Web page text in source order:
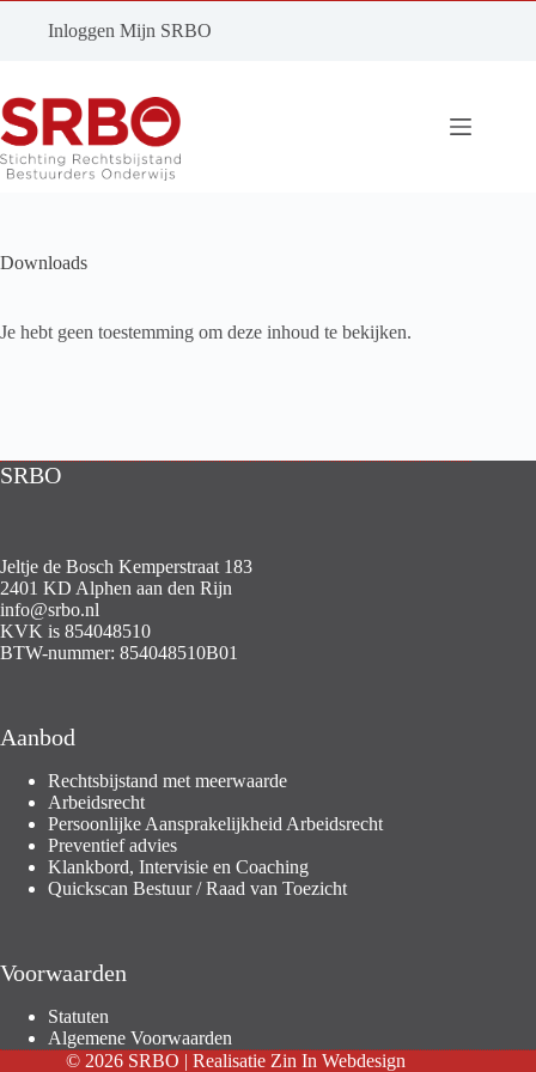
Inloggen Mijn SRBO
Downloads
Je hebt geen toestemming om deze inhoud te bekijken.
SRBO
Jeltje de Bosch Kemperstraat 183
2401 KD Alphen aan den Rijn
info@srbo.nl
KVK is 854048510
BTW-nummer: 854048510B01
Aanbod
Rechtsbijstand met meerwaarde
Arbeidsrecht
Persoonlijke Aansprakelijkheid Arbeidsrecht
Preventief advies
Klankbord, Intervisie en Coaching
Quickscan Bestuur / Raad van Toezicht
Voorwaarden
Statuten
Algemene Voorwaarden
© 2026 SRBO | Realisatie Zin In Webdesign